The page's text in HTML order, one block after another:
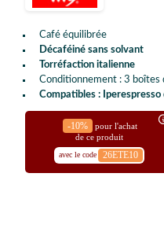
Café équilibrée
Décaféiné sans solvant
Torréfaction italienne
Conditionnement : 3 boîtes
Compatibles : Iperespresso
-10%
pour l'achat
de ce produit
avec le code 26ETE10